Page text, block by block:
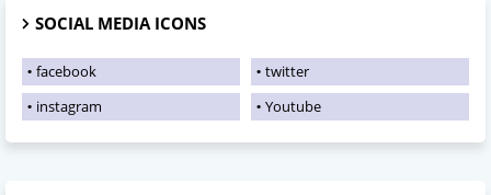
SOCIAL MEDIA ICONS
facebook
twitter
instagram
Youtube